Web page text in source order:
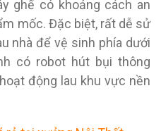
ghế có khoảng cách an
mốc. Đặc biệt, rất dễ sử
nhà để vệ sinh phía dưới
có robot hút bụi thông
động lau khu vực nền